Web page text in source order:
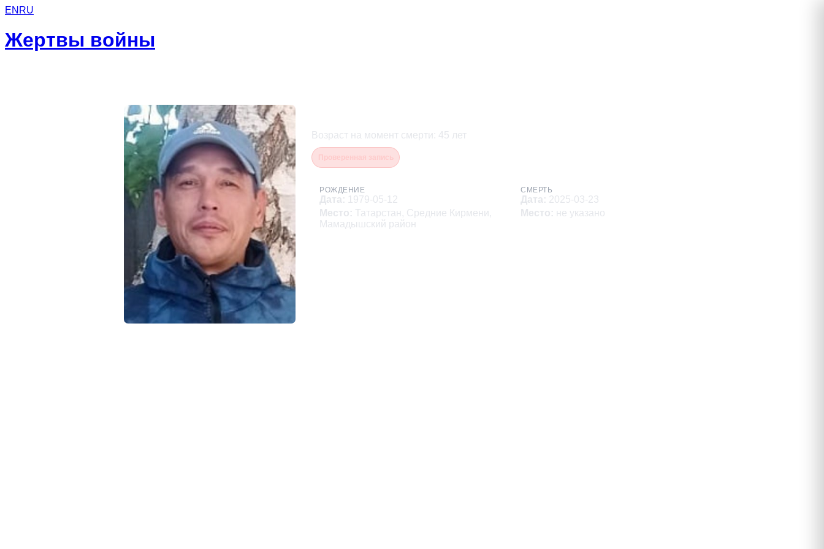
EN RU
Жертвы войны
Возраст на момент смерти : 45 лет
РОЖДЕНИЕ
Дата: 1979-05-12
Место: Татарстан, Средние Кирмени,
Мамадышский район
СМЕРТЬ
Дата: 2025-03-23
Место: не указано